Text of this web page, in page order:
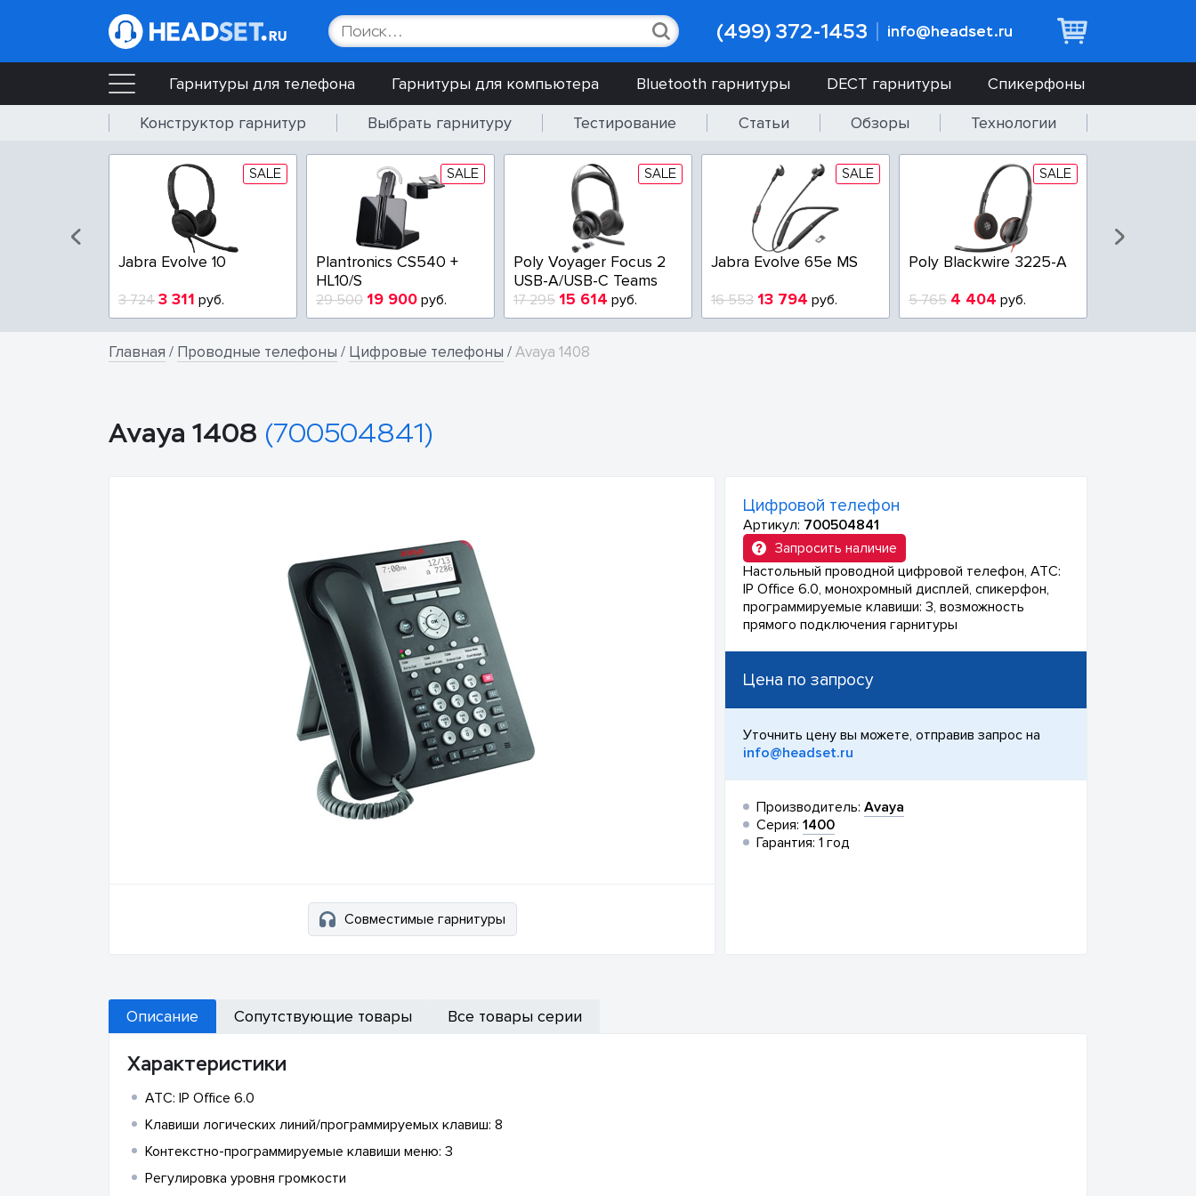
(499) 372-1453 info@headset.ru
Гарнитуры для телефона Гарнитуры для компьютера Bluetooth гарнитуры DECT гарнитуры
Спикерфоны
Конструктор гарнитур
Выбрать гарнитуру Тестирование Статьи Обзоры Технологии
SALE
Poly Blackwire 3225-A
руб.
SALE
Poly Blackwire 3210-A
руб.
SALE
EPOS IMPACT SC 230
9 729 руб.
SALE
Poly EncorePro
HW510V QD
9 750 руб.
EPOS IMPACT SC 60
5 200 руб.
Jabra Perform 45 SE
14 070
Главная / Проводные телефоны / Цифровые телефоны /Avaya 1408
Avaya 1408 (700504841)
Совместимые гарнитуры
Цифровой телефон
Артикул: 700504841
Запросить наличие
Настольный проводной цифровой телефон, АТС:
IP Office 6.0, монохромный дисплей, спикерфон,
программируемые клавиши: 3, возможность
прямого подключения гарнитуры
Цена по запросу
Уточнить цену вы можете, отправив запрос на
info@headset.ru
Производитель: Avaya
Серия: 1400
Гарантия: 1 год
Описание Сопутствующие товары Все товары серии
Характеристики
АТС: IP Office 6.0
Клавиши логических линий/программируемых клавиш: 8
Контекстно-программируемые клавиши меню: 3
Регулировка уровня громкости